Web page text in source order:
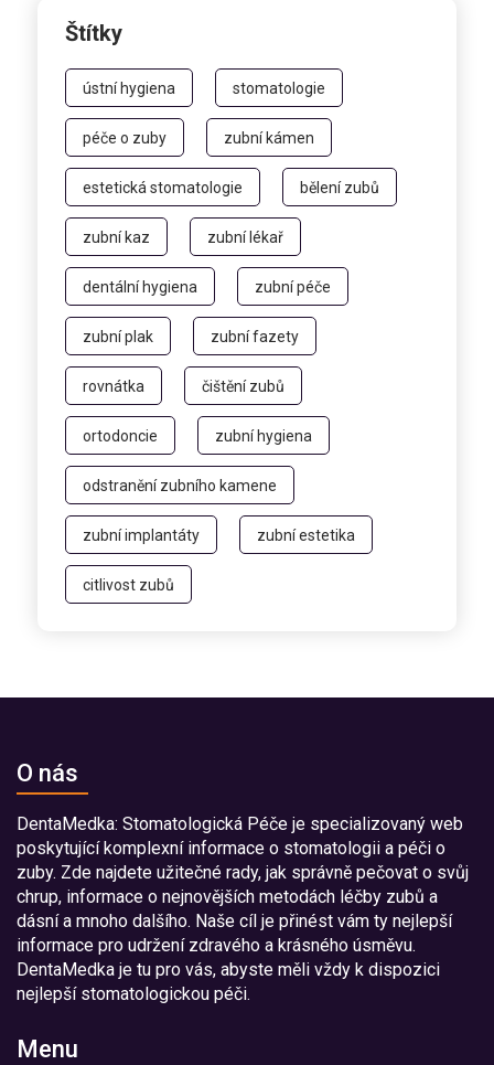
Štítky
ústní hygiena stomatologie
péče o zuby zubní kámen
estetická stomatologie bělení zubů
zubní kaz zubní lékař
dentální hygiena zubní péče
zubní plak zubní fazety
rovnátka čištění zubů
ortodoncie zubní hygiena
odstranění zubního kamene
zubní implantáty zubní estetika
citlivost zubů
O nás
DentaMedka: Stomatologická Péče je specializovaný web
poskytující komplexní informace o stomatologii a péči o
zuby. Zde najdete užitečné rady, jak správně pečovat o svůj
chrup, informace o nejnovějších metodách léčby zubů a
dásní a mnoho dalšího. Naše cíl je přinést vám ty nejlepší
informace pro udržení zdravého a krásného úsměvu.
DentaMedka je tu pro vás, abyste měli vždy k dispozici
nejlepší stomatologickou péči.
Menu